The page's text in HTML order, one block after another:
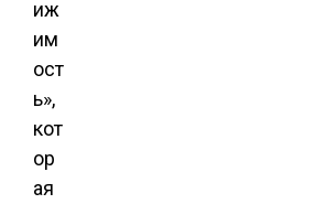
иж
им
ост
ь»,
кот
ор
ая